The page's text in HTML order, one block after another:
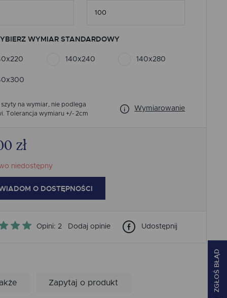
WYMIAR STANDARDOWY
140x240 140x280
na wymiar, nie podlega
Tolerancja wymiaru +/- 2cm
Wymiarowanie
zł
niedostępny
O DOSTĘPNOŚCI
Opini: 2 Dodaj opinie Udostępnij
Zapytaj o produkt ZGŁOŚ BŁĄD